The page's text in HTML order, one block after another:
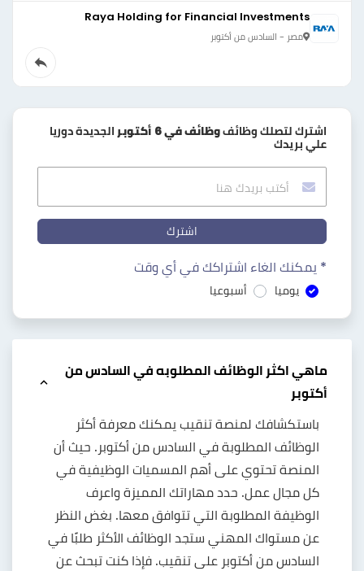
Raya Holding for Financial Investments
مصر - السادس من أكتوبر
اشترك لتصلك وظائفوظائف في 6 أكتوبر
الجديدة دوريا
علي بريدك
اشترك
* يمكنك الغاء اشتراكك في أي وقت
يوميا أسبوعيا
ماهي اكثر الوظائف المطلوبه في السادس من
أكتوبر
باستكشافك لمنصة تنقيب يمكنك معرفة أكثر
الوظائف المطلوبة في السادس من أكتوبر. حيث أن
المنصة تحتوي على أهم المسميات الوظيفية في
كل مجال عمل. حدد مهاراتك المميزة واعرف
الوظيفة المطلوبة التي تتوافق معها. بغض النظر
عن مستواك المهني ستجد الوظائف الأكثر طلبًا في
السادس من أكتوبر على تنقيب. فإذا كنت تبحث عن